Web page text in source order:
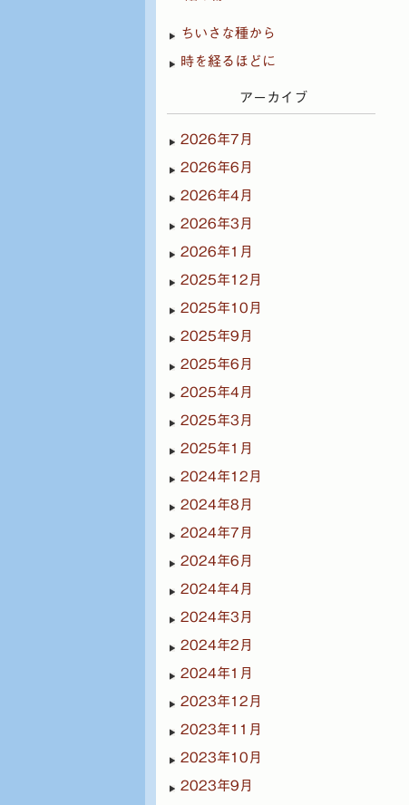
ちいさな種から
時を経るほどに
アーカイブ
2026年7月
2026年6月
2026年4月
2026年3月
2026年1月
2025年12月
2025年10月
2025年9月
2025年6月
2025年4月
2025年3月
2025年1月
2024年12月
2024年8月
2024年7月
2024年6月
2024年4月
2024年3月
2024年2月
2024年1月
2023年12月
2023年11月
2023年10月
2023年9月